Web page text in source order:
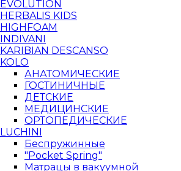
EVOLUTION
HERBALIS KIDS
HIGHFOAM
INDIVANI
KARIBIAN DESCANSO
KOLO
АНАТОМИЧЕСКИЕ
ГОСТИНИЧНЫЕ
ДЕТСКИЕ
МЕДИЦИНСКИЕ
ОРТОПЕДИЧЕСКИЕ
LUCHINI
Беспружинные
"Pocket Spring"
Матрацы в вакуумной